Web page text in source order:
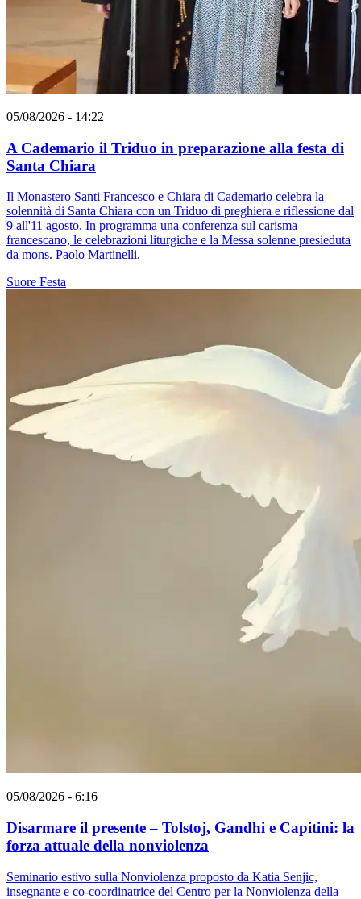
05/08/2026 - 14:22
A Cademario il Triduo in preparazione alla festa di
Santa Chiara
Il Monastero Santi Francesco e Chiara di Cademario celebra la
solennità di Santa Chiara con un Triduo di preghiera e riflessione dal
9 all'11 agosto. In programma una conferenza sul carisma
francescano, le celebrazioni liturgiche e la Messa solenne presieduta
da mons. Paolo Martinelli.
Suore Festa
05/08/2026 - 6:16
Disarmare il presente – Tolstoj, Gandhi e Capitini: la
forza attuale della nonviolenza
Seminario estivo sulla Nonviolenza proposto da Katia Senjic,
insegnante e co-coordinatrice del Centro per la Nonviolenza della